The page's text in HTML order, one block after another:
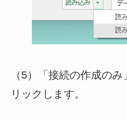
（5）「接続の作成の
リックします。